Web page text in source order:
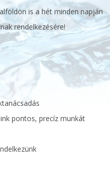
is a hét minden napján
rendelkezésére!
pontos, precíz munkát